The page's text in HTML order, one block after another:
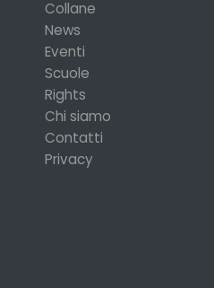
Collane
News
Eventi
Scuole
Rights
Chi siamo
Contatti
Privacy